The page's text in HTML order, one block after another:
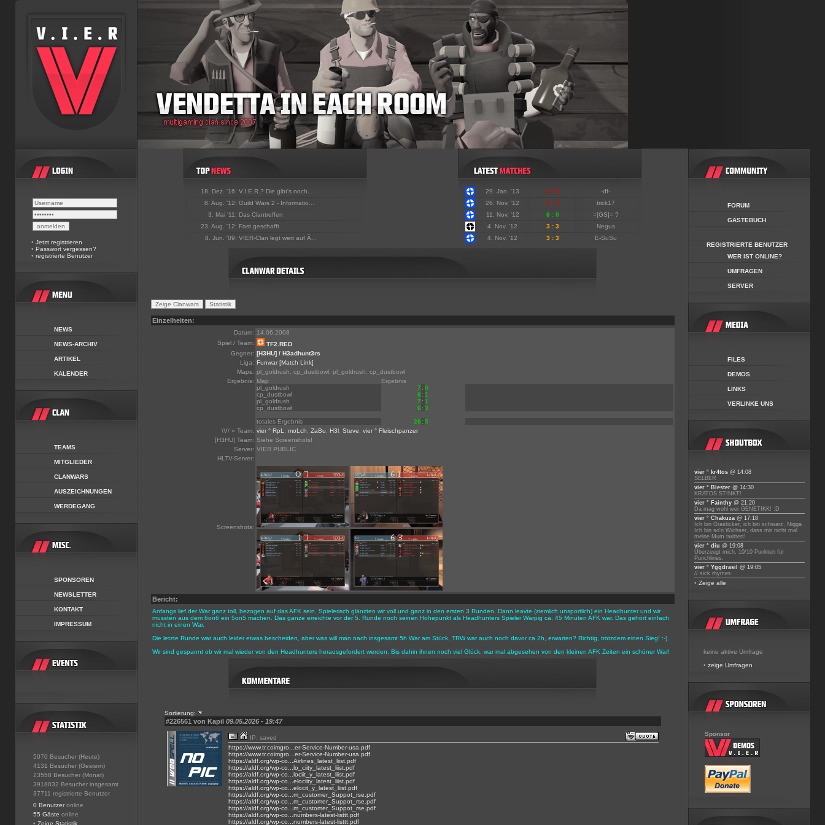
• Jetzt registrieren
• Passwort vergessen?
• registrierte Benutzer
NEWS
NEWS-ARCHIV
ARTIKEL
KALENDER
TEAMS
MITGLIEDER
CLANWARS
AUSZEICHNUNGEN
WERDEGANG
SPONSOREN
NEWSLETTER
KONTAKT
IMPRESSUM
5070 Besucher (Heute)
4131 Besucher (Gestern)
23558 Besucher (Monat)
3918032 Besucher insgesamt
37711 registrierte Benutzer
0 Benutzeronline
55 Gäste online
• Zeige Statistik
18. Dez. '16: V.I.E.R.? Die gibt's noch...
8. Aug. '12: Guild Wars 2 - Informatio...
3. Mai '11: Das Clantreffen
23. Aug. '12: Fast geschafft
8. Jun. '09: VIER-Clan legt wert auf Ä...
29. Jan. '13 0 : 6
-df-
26. Nov. '12
0 : 3
trick17
11. Nov. '12
6 : 0
=[GS]= ?
4. Nov. '12
3 : 3
Negus
4. Nov. '12
3 : 3 E-SuSu
Einzelheiten:
Datum: 14.06.2008
Spiel / Team:
TF2.RED
Gegner: [H3HU] / H3adhunt3rs
Liga: Funwar [Match Link]
Maps: pl_goldrush, cp_dustbowl, pl_goldrush, cp_dustbowl
Ergebnis: Map
Ergebnis
pl_goldrush
7 : 0
cp_dustbowl
6 : 1
pl_goldrush
7 : 1
cp_dustbowl
6 : 3
totales Ergebnis
26 :5
\V/ » Team: vier ° RpL moLch ZaBu H3l, Steve
vier ° Fleischpanzer
[H3HU] Team: Siehe Screenshots!
Server: VIER PUBLIC
HLTV-Server:
Screenshots:
Bericht:
Anfangs lief der War ganz toll, bezogen auf das AFK sein. Spielerisch glänzten wir voll und ganz in den ersten 3 Runden. Dann leavte (ziemlich unsportlich) ein Headhunter und wir
mussten aus dem 6on6 ein 5on5 machen. Das ganze erreichte vor der 5. Runde noch seinen Höhepunkt als Headhunters Spieler Warpig ca. 45 Minuten AFK war. Das gehört einfach
nicht in einen War.
Die letzte Runde war auch leider etwas bescheiden, aber was will man nach insgesamt 5h War am Stück, TRW war auch noch davor ca 2h, erwarten? Richtig, trotzdem einen Sieg! :-)
Wir sind gespannt ob wir mal wieder von den Headhunters herausgefordert werden. Bis dahin ihnen noch viel Glück, war mal abgesehen von den kleinen AFK Zeiten ein schöner War!
Sortierung:
#226561 von Kapil 09.05.2026 - 19:47
IP: saved
https://www.tr.coimgro...er-Service-Number-usa.pdf
https://www.tr.coimgro...er-Service-Number-usa.pdf
https://aldf.org/wp-co...Airlines_latest_liist.pdf
https://aldf.org/wp-co...lo_ciity_latest_liist.pdf
https://aldf.org/wp-co...lociit_y_latest_liist.pdf
https://aldf.org/wp-co...elociity_latest_liist.pdf
https://aldf.org/wp-co...elocit_y_latest_liist.pdf
https://aldf.org/wp-co...m_customer_Suppot_rse.pdf
https://aldf.org/wp-co...m_customer_Suppot_rse.pdf
https://aldf.org/wp-co...m_customer_Suppot_rse.pdf
https://aldf.org/wp-co...numbers-latest-listtt.pdf
https://aldf.org/wp-co...numbers-latest-listtt.pdf
FORUM
GÄSTEBUCH
REGISTRIERTE BENUTZER
WER IST ONLINE?
UMFRAGEN
SERVER
FILES
DEMOS
LINKS
VERLINKE UNS
vier ° kr4tos@ 14:08
SELBER
vier ° Biester@ 14:30
KRATOS STINKT!
vier ° Fainthy@ 21:20
Da mag wohl wer GENETIKK! :D
vier ° Chakuza@ 17:18
Ich bin Grasticker, ich bin schwarz, Nigga
Ich bin so'n Wichser, dass mir nicht mal
meine Mum twittert!
vier ° diu @ 19:08
Überzeugt mich, 10/10 Punkten für
Punchlines.
vier ° Yggdrasil
@ 19:05
// sick rhymes
• Zeige alle
keine aktive Umfrage
• zeige Umfragen
Sponsor